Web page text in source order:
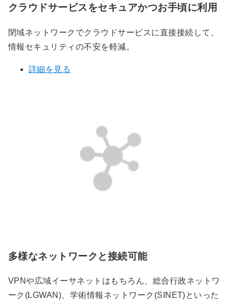
クラウドサービスをセキュアかつお手頃に利用
閉域ネットワークでクラウドサービスに直接接続して、
情報セキュリティの不安を軽減。
詳細を見る
多様なネットワークと接続可能
VPNや広域イーサネットはもちろん、総合行政ネットワ
ーク(LGWAN)、学術情報ネットワーク(SINET)といった